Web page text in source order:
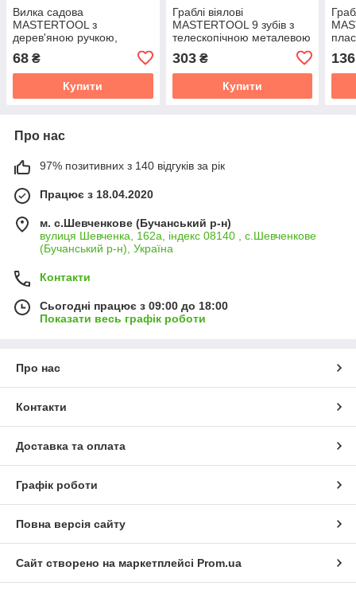
Вилка садова
MASTERTOOL з
дерев'яною ручкою,
68 ₴
Купити
Граблі віялові
MASTERTOOL 9 зубів з
телескопічною металевою
покриттям 750-1040х160
мм
303₴
Купити
136
Про нас
97% позитивних з 140 відгуків за рік
Працює з 18.04.2020
м. с.Шевченкове (Бучанський р-н)
вулиця Шевченка, 162а, індекс 08140 , с.Шевченкове
(Бучанський р-н), Україна
Контакти
Сьогодні працює з 09:00 до 18:00
Показати весь графік роботи
Про нас
Контакти
Доставка та оплата
Графік роботи
Повна версія сайту
Сайт створено на маркетплейсі Prom.ua